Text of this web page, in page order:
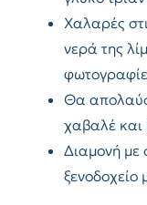
Χαλαρές
νερά της
Θα
χαβαλέ και
Διαμονή με